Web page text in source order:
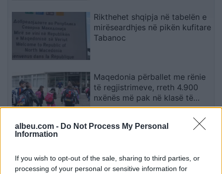
albeu.com - Do Not Process My Personal
Information
If you wish to opt-out of the sale, sharing to third parties, or
processing of your personal or sensitive information for
Rikthehet shqipja në tabelën e
mirëseardhjes në pikën kufitare
Tabanoc
Maqedonia përballet me rënie
të regjistrimeve, rreth 4.900
nxënës më pak në klasë të
parë
lejojmë sulme të tjera ndaj
institucionit